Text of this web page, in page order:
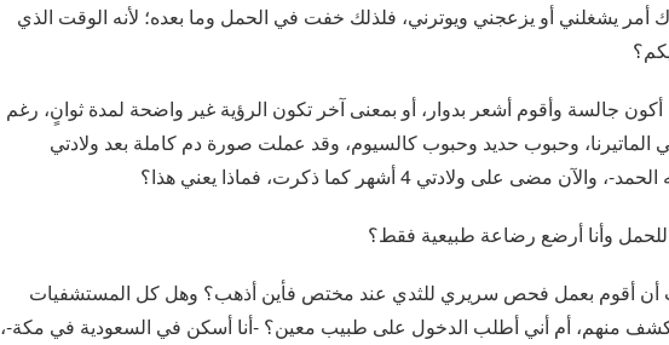
أمر يشغلني أو يزعجني ويوترني، فلذلك خفت في الحمل وما بعده؛ لأنه الوقت الذي
أكون جالسة وأقوم أشعر بدوار، أو بمعنى آخر تكون الرؤية غير واضحة لمدة ثوانٍ، رغم
الماتيرنا، وحبوب حديد وحبوب كالسيوم، وقد عملت صورة دم كاملة بعد ولادتي
على ولادتي 4 أشهر كما ذكرت، فماذا يعني هذا؟
للحمل وأنا أرضع رضاعة طبيعية فقط؟
أن أقوم بعمل فحص سريري للثدي عند مختص فأين أذهب؟ وهل كل المستشفيات
منهم، أم أني أطلب الدخول على طبيب معين؟ -أنا أسكن في السعودية في مكة-،